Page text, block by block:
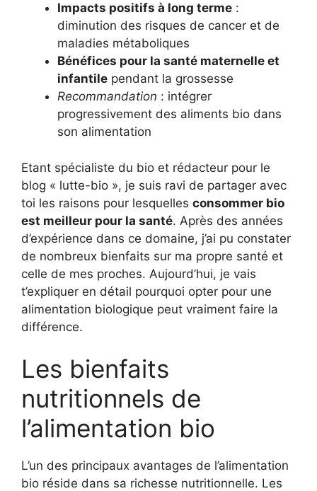
Impacts positifs à long terme :
diminution des risques de cancer et de
maladies métaboliques
Bénéfices pour la santé maternelle et
infantile pendant la grossesse
Recommandation : intégrer
progressivement des aliments bio dans
son alimentation
Etant spécialiste du bio et rédacteur pour le
blog « lutte-bio », je suis ravi de partager avec
toi les raisons pour lesquelles consommer bio
est meilleur pour la santé. Après des années
d’expérience dans ce domaine, j’ai pu constater
de nombreux bienfaits sur ma propre santé et
celle de mes proches. Aujourd’hui, je vais
t’expliquer en détail pourquoi opter pour une
alimentation biologique peut vraiment faire la
différence.
Les bienfaits
nutritionnels de
l’alimentation bio
L’un des principaux avantages de l’alimentation
bio réside dans sa richesse nutritionnelle. Les